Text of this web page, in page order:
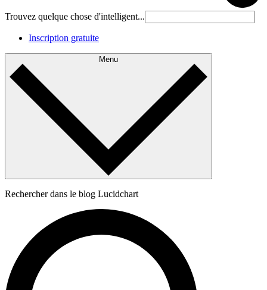
Trouvez quelque chose d'intelligent...
Inscription gratuite
Menu
Rechercher dans le blog Lucidchart